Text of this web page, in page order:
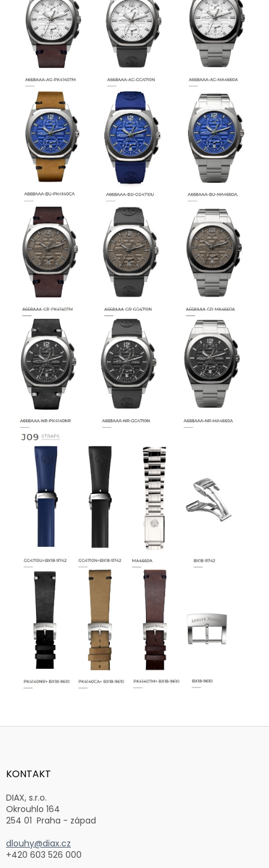
Z
aKONTAKT
DIAX, s.r.o.
Okrouhlo 164
254 01 Praha - západ
dlouhy@diax.cz
+420 603 526 000